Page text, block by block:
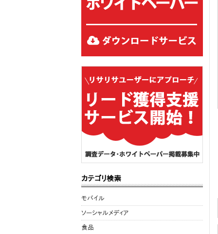
カテゴリ検索
モバイル
ソーシャルメディア
食品